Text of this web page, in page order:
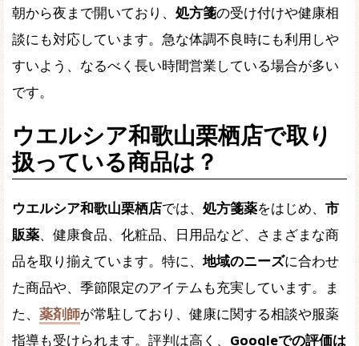
朝から夜まで開いており、 処方箋の受け付けや健康相
談にも対応しています。急な体調不良時にも利用しや
すいよう、なるべく長い時間営業している場合が多い
です。
ウエルシア和歌山栗栖店で取り
扱っている商品は？
ウエルシア和歌山栗栖店では、 処方箋薬をはじめ、 市
販薬、健康食品、化粧品、日用品など、さまざまな商
品を取り揃えています。特に、 地域のニーズに合わせ
た商品や、季節限定のアイテムも充実しています。ま
た、 薬剤師が常駐しており、健康に関する相談や服薬
指導も受けられます。評判は高く、 Googleでの評価は